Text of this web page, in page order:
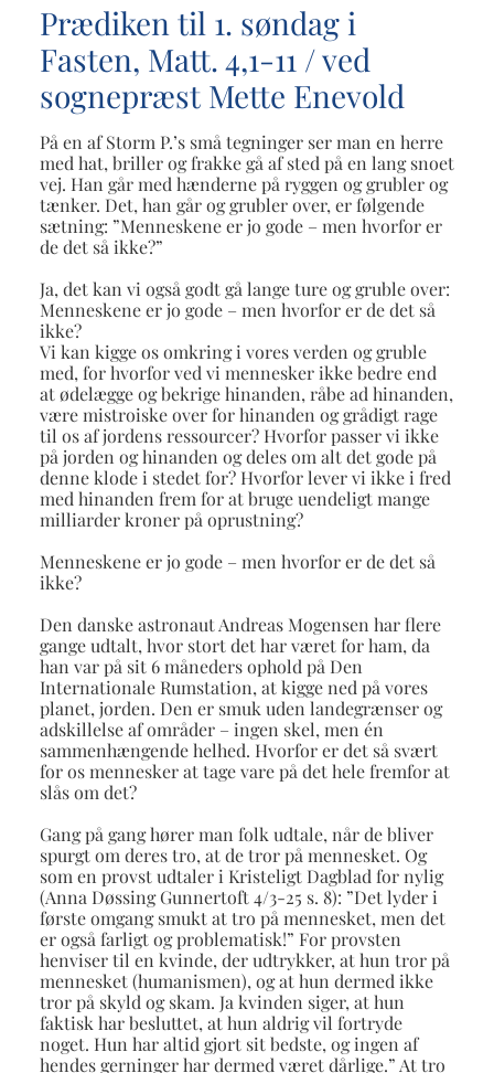
Prædiken til 1. søndag i
Fasten, Matt. 4,1-11 / ved
sognepræst Mette Enevold
På en af Storm P.’s små tegninger ser man en herre
med hat, briller og frakke gå af sted på en lang snoet
vej. Han går med hænderne på ryggen og grubler og
tænker. Det, han går og grubler over, er følgende
sætning: ”Menneskene er jo gode – men hvorfor er
de det så ikke?”
Ja, det kan vi også godt gå lange ture og gruble over:
Menneskene er jo gode – men hvorfor er de det så
ikke?
Vi kan kigge os omkring i vores verden og gruble
med, for hvorfor ved vi mennesker ikke bedre end
at ødelægge og bekrige hinanden, råbe ad hinanden,
være mistroiske over for hinanden og grådigt rage
til os af jordens ressourcer? Hvorfor passer vi ikke
på jorden og hinanden og deles om alt det gode på
denne klode i stedet for? Hvorfor lever vi ikke i fred
med hinanden frem for at bruge uendeligt mange
milliarder kroner på oprustning?
Menneskene er jo gode – men hvorfor er de det så
ikke?
Den danske astronaut Andreas Mogensen har flere
gange udtalt, hvor stort det har været for ham, da
han var på sit 6 måneders ophold på Den
Internationale Rumstation, at kigge ned på vores
planet, jorden. Den er smuk uden landegrænser og
adskillelse af områder – ingen skel, men én
sammenhængende helhed. Hvorfor er det så svært
for os mennesker at tage vare på det hele fremfor at
slås om det?
Gang på gang hører man folk udtale, når de bliver
spurgt om deres tro, at de tror på mennesket. Og
som en provst udtaler i Kristeligt Dagblad for nylig
(Anna Døssing Gunnertoft 4/3-25 s. 8): ”Det lyder i
første omgang smukt at tro på mennesket, men det
er også farligt og problematisk!” For provsten
henviser til en kvinde, der udtrykker, at hun tror på
mennesket (humanismen), og at hun dermed ikke
tror på skyld og skam. Ja kvinden siger, at hun
faktisk har besluttet, at hun aldrig vil fortryde
noget. Hun har altid gjort sit bedste, og ingen af
hendes gerninger har dermed været dårlige.” At tro